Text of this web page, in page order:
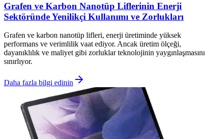
Grafen ve Karbon Nanotüp Liflerinin Enerji
Sektöründe Yenilikçi Kullanımı ve Zorlukları
Grafen ve karbon nanotüp lifleri, enerji üretiminde yüksek
performans ve verimlilik vaat ediyor. Ancak üretim ölçeği,
dayanıklılık ve maliyet gibi zorluklar teknolojinin yaygınlaşmasını
sınırlıyor.
Daha fazla bilgi edinin